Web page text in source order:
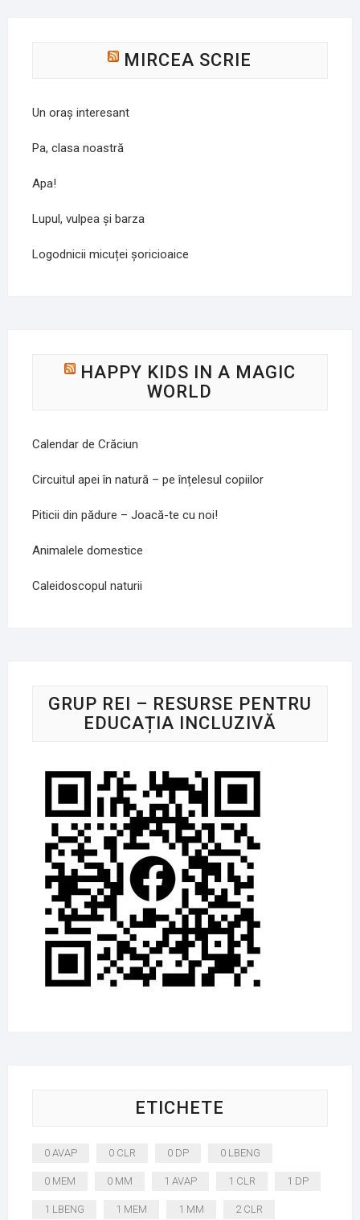
MIRCEA SCRIE
Un oraș interesant
Pa, clasa noastră
Apa!
Lupul, vulpea și barza
Logodnicii micuței șoricioaice
HAPPY KIDS IN A MAGIC
WORLD
Calendar de Crăciun
Circuitul apei în natură – pe înțelesul copiilor
Piticii din pădure – Joacă-te cu noi!
Animalele domestice
Caleidoscopul naturii
GRUP REI – RESURSE PENTRU
EDUCAȚIA INCLUZIVĂ
ETICHETE
0 AVAP 0 CLR 0 DP 0 LBENG
0 MEM 0 MM 1 AVAP 1 CLR 1 DP
1 LBENG 1 MEM 1 MM 2 CLR